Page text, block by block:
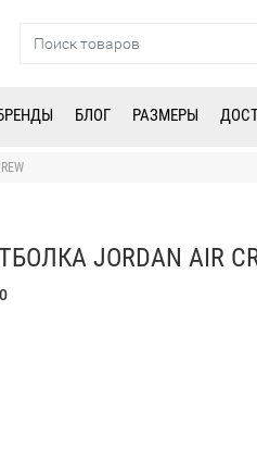
БЛОГ РАЗМЕРЫ
JORDAN AIR